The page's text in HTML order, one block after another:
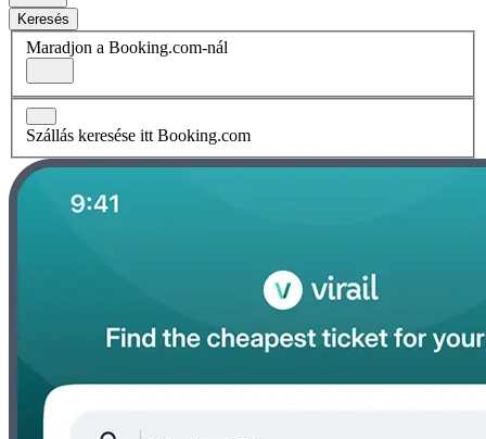
Keresés
Maradjon a Booking.com-nál
Szállás keresése itt Booking.com